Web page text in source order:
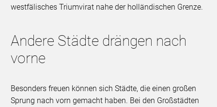
westfälisches Triumvirat nahe der holländischen Grenze.
Andere Städte drängen nach
vorne
Besonders freuen können sich Städte, die einen großen
Sprung nach vorn gemacht haben. Bei den Großstädten